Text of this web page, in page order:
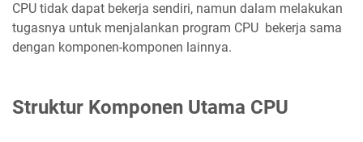
CPU tidak dapat bekerja sendiri, namun dalam melakukan
tugasnya untuk menjalankan program CPU bekerja sama
dengan komponen-komponen lainnya.
Struktur Komponen Utama CPU